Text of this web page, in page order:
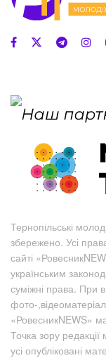
Тернопільські
збережено. Усі
сайті
українським
суміжні права. При
фото-
«РовесникNEWS»
Точка зору
усі опубліковані